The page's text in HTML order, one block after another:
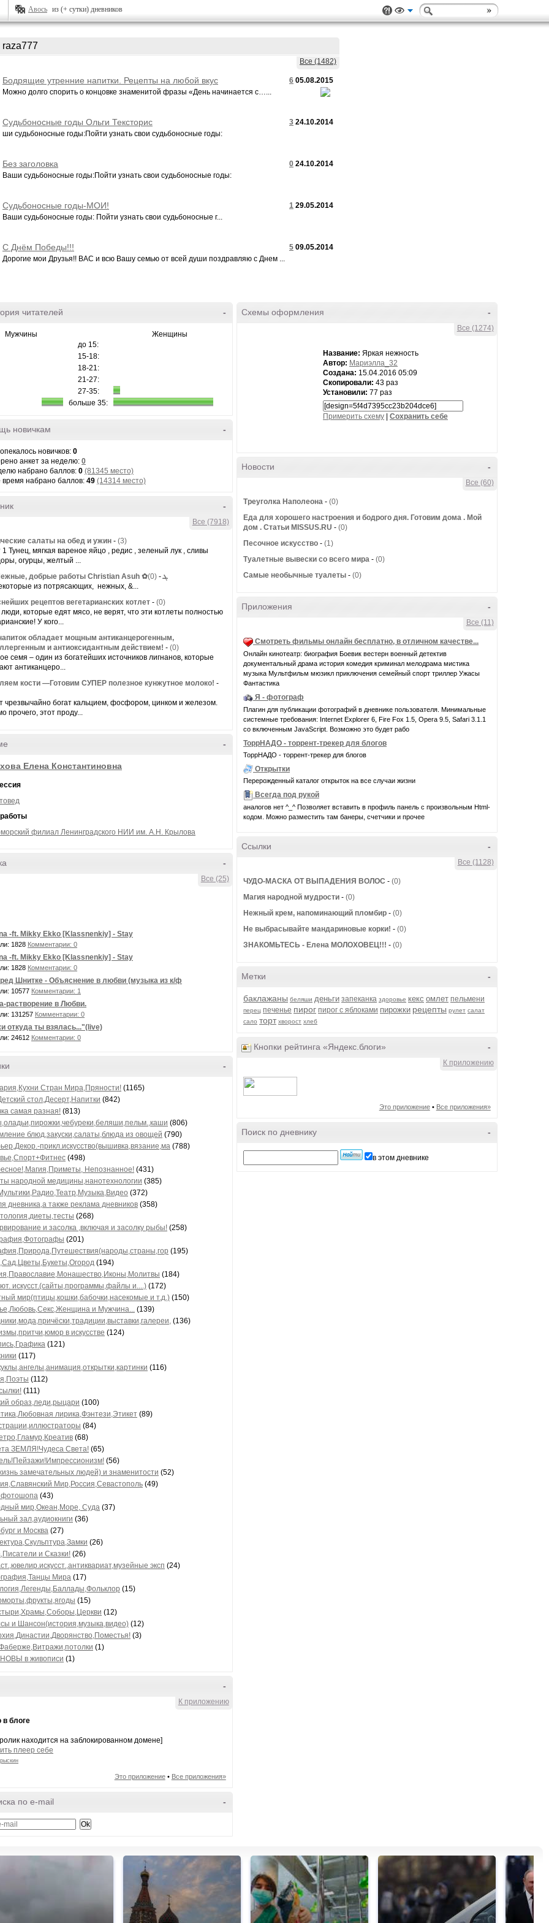
Авось из (+ сутки) дневников
raza777
Все (1482)
6 05.08.2015
Бодрящие утренние напитки. Рецепты на любой вкус
Можно долго спорить о концовке знаменитой фразы «День начинается с…...
3 24.10.2014
Судьбоносные годы Ольги Тексторис
ши судьбоносные годы:Пойти узнать свои судьбоносные годы:
0 24.10.2014
Без заголовка
Ваши судьбоносные годы:Пойти узнать свои судьбоносные годы:
1 29.05.2014
Судьбоносные годы-МОИ!
Ваши судьбоносные годы: Пойти узнать свои судьбоносные г...
5 09.05.2014
С Днём Победы!!!
Дорогие мои Друзья!! ВАС и всю Вашу семью от всей души поздравляю с Днем ...
-
читателей
Мужчины
Женщины
до 15:
15-18:
18-21:
21-27:
27-35:
больше 35:
-
новичкам
новичков: 0
анкет за неделю: 0
набрано баллов: 0 (81345 место)
время набрано баллов: 49 (14314 место)
-
Все (7918)
салаты на обед и ужин - (3)
Тунец, мягкая вареное яйцо , редис , зеленый лук , сливы
огурцы, желтый ...
ஐஐஐ Нежные, добрые работы Christian Asuh ✿ܓ-
(0)
из потрясающих, нежных, &...
рецептов вегетарианских котлет - (0)
люди, которые едят мясо, не верят, что эти котлеты полностью
У кого...
обладает мощным антиканцерогенным,
и антиоксидантным действием! - (0)
семя – один из богатейших источников лигнанов, которые
антиканцеро...
кости —Готовим СУПЕР полезное кунжутное молоко! -
чрезвычайно богат кальцием, фосфором, цинком и железом.
прочего, этот проду...
-
Елена Константиновна
филиал Ленинградского НИИ им. А.Н. Крылова
-
Все (25)
-ft. Mikky Ekko [Klassnenkiy] - Stay
1828 Комментарии: 0
-ft. Mikky Ekko [Klassnenkiy] - Stay
1828 Комментарии: 0
Шнитке - Объяснение в любви (музыка из к/ф
10577 Комментарии: 1
растворение в Любви.
131257 Комментарии: 0
откуда ты взялась..."(live)
24612 Комментарии: 0
-
Стран Мира,Пряности! (1165)
стол,Десерт,Напитки (842)
самая разная! (813)
(806)
блюд,закуски,салаты,блюда из овощей (790)
прикл.искусство(вышивка,вязание,ма (788)
(498)
Непознанное! (431)
народной медицины,нанотехнологии (385)
(372)
дневника,а также реклама дневников (358)
(268)
и засолка ,включая и засолку рыбы! (258)
(201)
(195)
(194)
(184)
искусст.(сайты,программы,файлы и....) (172)
мир(птицы,кошки,бабочки,насекомые и т.д.) (150)
и Мужчина... (139)
(136)
в искусстве (124)
(121)
(117)
(116)
(112)
(111)
образ,леди,рыцари (100)
лирика,Фэнтези,Этикет (89)
(84)
(68)
ЗЕМЛЯ!Чудеса Света! (65)
(56)
замечательных людей) и знаменитости (52)
Мир,Россия,Севастополь (49)
фотошопа (43)
мир,Океан,Море, Суда (37)
зал,аудиокниги (36)
и Москва (27)
(26)
и Сказки! (26)
эксп (24)
Мира (17)
(15)
(15)
(12)
и Шансон(история,музыка,видео) (12)
(3)
(1)
в живописи (1)
-
К приложению
в блоге
находится на заблокированном домене]
плеер себе
Это приложение• Все приложения»
-
по e-mail
-
Схемы оформления
Все (1274)
Название: Яркая нежность
Автор: Мариэлла_32
Создана: 15.04.2016 05:09
Скопировали: 43 раз
Установили: 77 раз
Примерить схему Cохранить себе
-
Новости
Все (60)
Треуголка Наполеона - (0)
Еда для хорошего настроения и бодрого дня. Готовим дома . Мой
дом . Статьи MISSUS.RU - (0)
Песочное искусство - (1)
Туалетные вывески со всего мира - (0)
Самые необычные туалеты - (0)
-
Приложения
Все (11)
Смотреть фильмы онлайн бесплатно, в отличном качестве...
Онлайн кинотеатр: биография Боевик вестерн военный детектив
документальный драма история комедия криминал мелодрама мистика
музыка Мультфильм мюзикл приключения семейный спорт триллер Ужасы
Фантастика
Я - фотограф
Плагин для публикации фотографий в дневнике пользователя. Минимальные
системные требования: Internet Explorer 6, Fire Fox 1.5, Opera 9.5, Safari 3.1.1
со включенным JavaScript. Возможно это будет рабо
ТоррНАДО - торрент-трекер для блогов
ТоррНАДО - торрент-трекер для блогов
Открытки
Перерожденный каталог открыток на все случаи жизни
Всегда под рукой
аналогов нет ^_^ Позволяет вставить в профиль панель с произвольным Html-
кодом. Можно разместить там банеры, счетчики и прочее
-
Ссылки
Все (1128)
ЧУДО-МАСКА ОТ ВЫПАДЕНИЯ ВОЛОС - (0)
Магия народной мудрости - (0)
Нежный крем, напоминающий пломбир - (0)
Не выбрасывайте мандариновые корки! - (0)
ЗНАКОМЬТЕСЬ - Елена МОЛОХОВЕЦ!!! - (0)
-
Метки
баклажаны беляши деньги запеканка здоровье кекс омлет пельмени
перец печенье пирог пирог с яблоками пирожки рецепты рулет салат
сало торт хворост хлеб
-
Кнопки рейтинга «Яндекс.блоги»
К приложению
Это приложение• Все приложения»
-
Поиск по дневнику
в этом дневнике